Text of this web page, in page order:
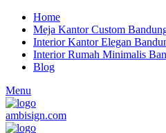
Home
Meja Kantor Custom
Interior Kantor Elegan
Interior Rumah Minimalis
Blog
Menu